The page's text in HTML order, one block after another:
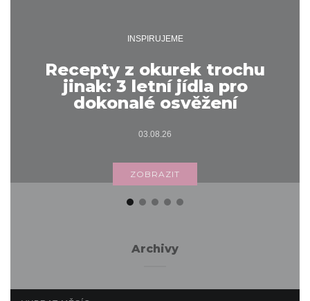
INSPIRUJEME
Recepty z okurek trochu
jinak: 3 letní jídla pro
dokonalé osvěžení
03.08.26
ZOBRAZIT
Archivy